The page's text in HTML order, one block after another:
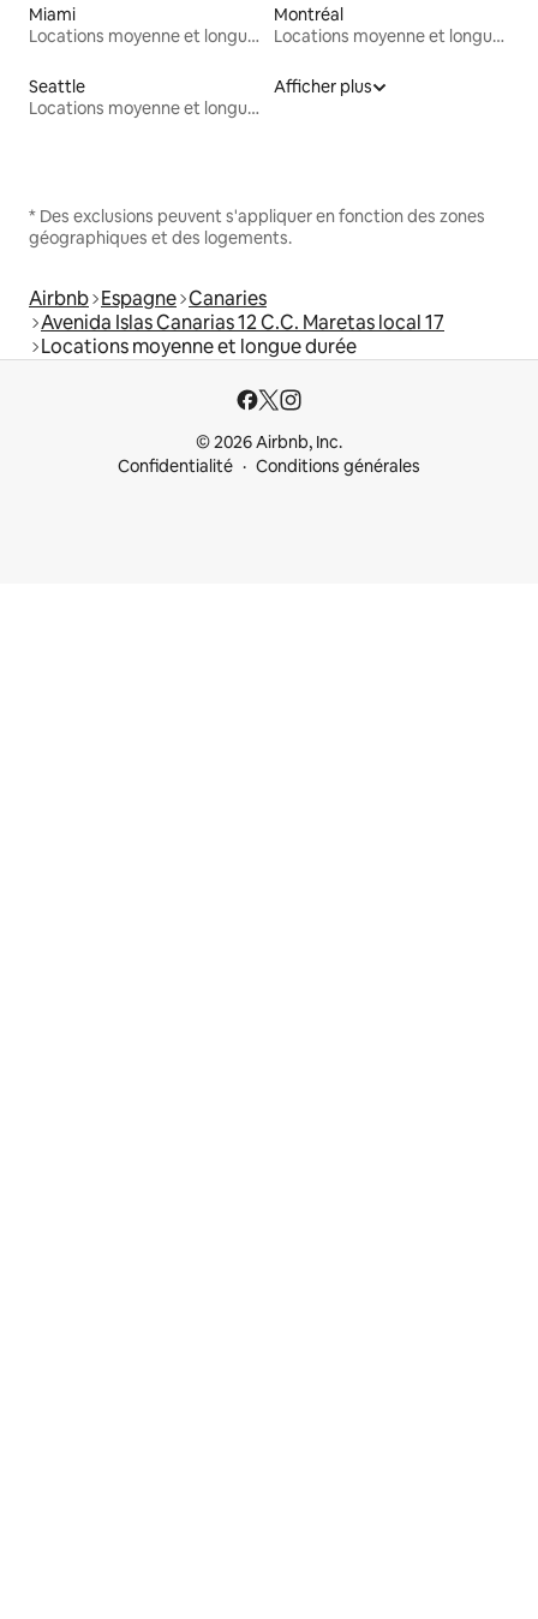
Miami
Locations moyenne et longue durée
Montréal
Locations moyenne et longue durée
Seattle
Locations moyenne et longue durée
Afficher plus
* Des exclusions peuvent s'appliquer en fonction des zones
géographiques et des logements.
Airbnb Espagne Canaries
Avenida Islas Canarias 12 C.C. Maretas local 17
Locations moyenne et longue durée
© 2026 Airbnb, Inc.
Confidentialité
Conditions générales